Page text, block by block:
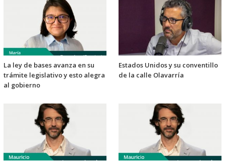
La ley de bases avanza en su
trámite legislativo y esto alegra
al gobierno
Estados Unidos y su conventillo
de la calle Olavarría